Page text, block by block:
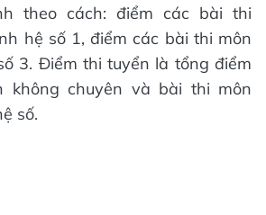
theo cách: điểm các bài thi
hệ số 1, điểm các bài thi môn
3. Điểm thi tuyển là tổng điểm
không chuyên và bài thi môn
số.